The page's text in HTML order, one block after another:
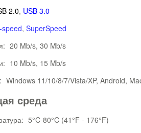
2.0, USB 3.0
speed,SuperSpeed
20 Mb/s, 30 Mb/s
10 Mb/s, 15 Mb/s
Windows 11/10/8/7/Vista/XP, Android,
среда
5°C-80°C (41°F - 176°F)